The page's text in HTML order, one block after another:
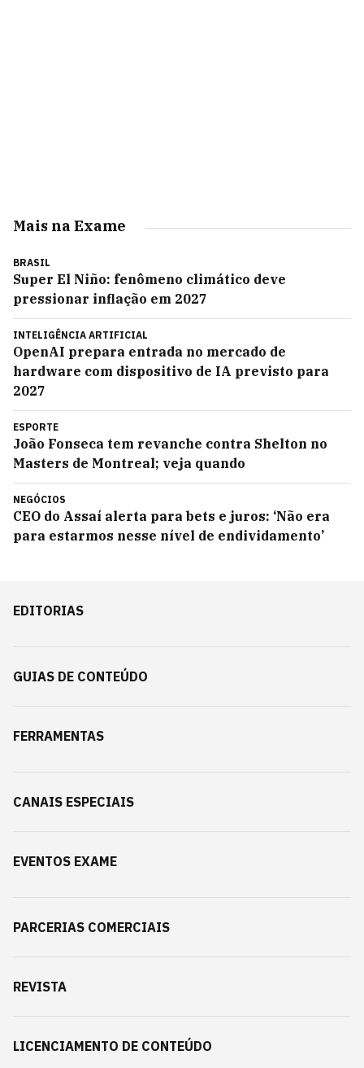
Mais na Exame
BRASIL
Super El Niño: fenômeno climático deve
pressionar inflação em 2027
INTELIGÊNCIA ARTIFICIAL
OpenAI prepara entrada no mercado de
hardware com dispositivo de IA previsto para
2027
ESPORTE
João Fonseca tem revanche contra Shelton no
Masters de Montreal; veja quando
NEGÓCIOS
CEO do Assaí alerta para bets e juros: ‘Não era
para estarmos nesse nível de endividamento’
EDITORIAS
GUIAS DE CONTEÚDO
FERRAMENTAS
CANAIS ESPECIAIS
EVENTOS EXAME
PARCERIAS COMERCIAIS
REVISTA
LICENCIAMENTO DE CONTEÚDO